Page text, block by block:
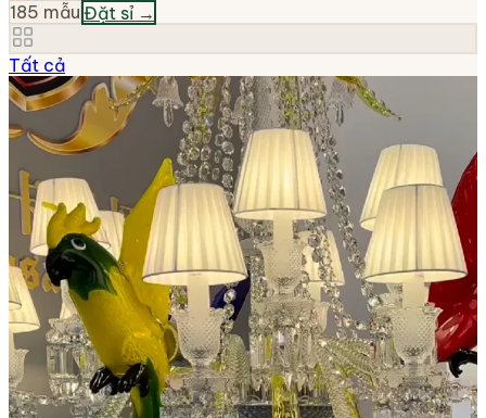
185 mẫu Đặt sỉ →
Tất cả